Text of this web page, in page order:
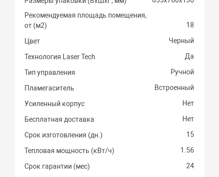
Рекомендуемая площадь помещения,
от (м2)
18
Цвет Черный
Технология Laser Tech Да
Тип управления Ручной
Пламегаситель Встроенный
Усиленный корпус Нет
Бесплатная доставка Нет
Срок изготовления (дн.) 15
Тепловая мощность (кВт/ч) 1.56
Срок гарантии (мес) 24